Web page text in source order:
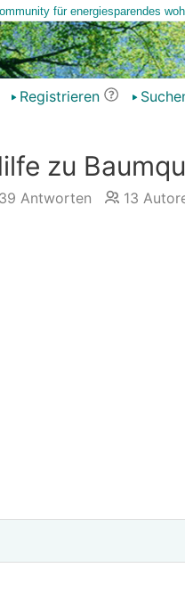
Registrieren
zu
Antworten 13